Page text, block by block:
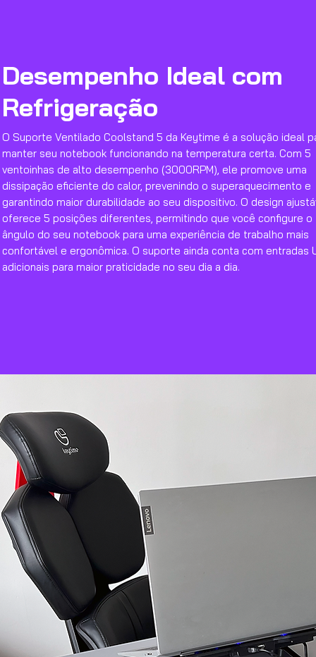
Desempenho Ideal com
Refrigeração
O Suporte Ventilado Coolstand 5 da Keytime é a solução ideal
manter seu notebook funcionando na temperatura certa. Com 5
ventoinhas de alto desempenho (3000RPM), ele promove uma
dissipação eficiente do calor, prevenindo o superaquecimento e
garantindo maior durabilidade ao seu dispositivo. O design
oferece 5 posições diferentes, permitindo que você configure o
ângulo do seu notebook para uma experiência de trabalho mais
confortável e ergonômica. O suporte ainda conta com entradas
adicionais para maior praticidade no seu dia a dia.